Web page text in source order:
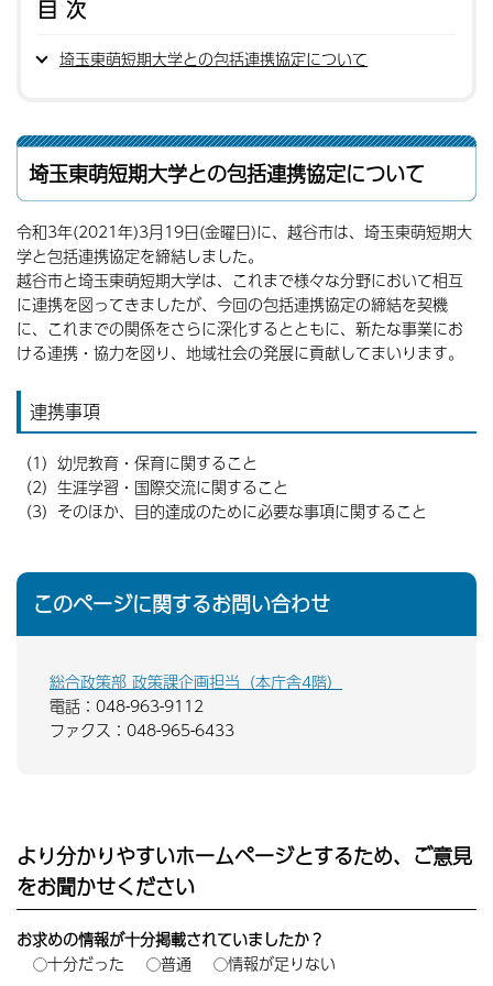
目次
埼玉東萌短期大学との包括連携協定について
埼玉東萌短期大学との包括連携協定について
令和3年(2021年)3月19日(金曜日)に、越谷市は、埼玉東萌短期大
学と包括連携協定を締結しました。
越谷市と埼玉東萌短期大学は、これまで様々な分野において相互
に連携を図ってきましたが、今回の包括連携協定の締結を契機
に、これまでの関係をさらに深化するとともに、新たな事業にお
ける連携・協力を図り、地域社会の発展に貢献してまいります。
連携事項
（1）幼児教育・保育に関すること
（2）生涯学習・国際交流に関すること
（3）そのほか、目的達成のために必要な事項に関すること
このページに関するお問い合わせ
総合政策部 政策課企画担当（本庁舎4階）
電話：048-963-9112
ファクス：048-965-6433
より分かりやすいホームページとするため、ご意見
をお聞かせください
お求めの情報が十分掲載されていましたか？
十分だった
普通 情報が足りない